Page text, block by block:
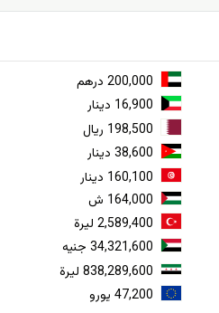
200,000 درهم
16,900 دينار
198,500 ريال
38,600 دينار
160,100 دينار
164,000 ش
2,589,400 ليرة
34,321,600 جنيه
838,289,600 ليرة
47,200 يورو